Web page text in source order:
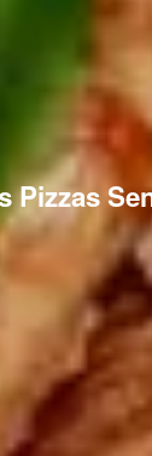
Pizzas